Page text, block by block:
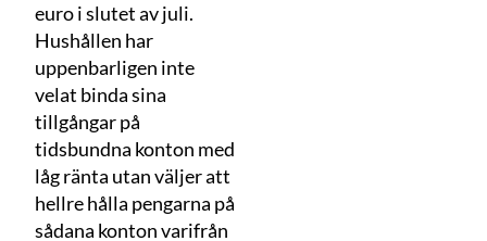
euro i slutet av juli.
Hushållen har
uppenbarligen inte
velat binda sina
tillgångar på
tidsbundna konton med
låg ränta utan väljer att
hellre hålla pengarna på
sådana konton varifrån